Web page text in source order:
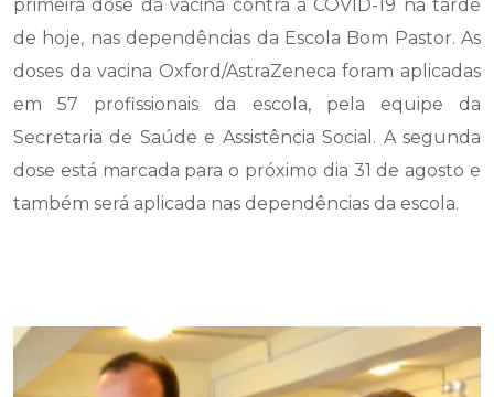
primeira dose da vacina contra a COVID-19 na tarde
de hoje, nas dependências da Escola Bom Pastor. As
doses da vacina Oxford/AstraZeneca foram aplicadas
em 57 profissionais da escola, pela equipe da
Secretaria de Saúde e Assistência Social. A segunda
dose está marcada para o próximo dia 31 de agosto e
também será aplicada nas dependências da escola.